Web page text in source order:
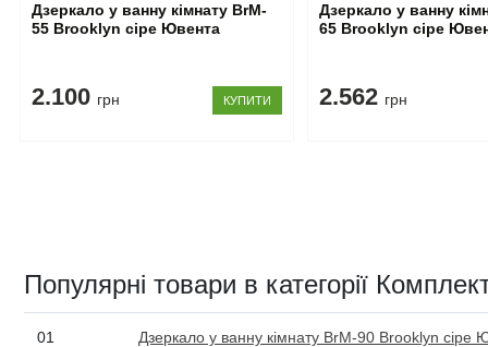
Дзеркало у ванну кімнату BrM-
55 Brooklyn сіре Ювента
2.100 грн КУПИТИ
Дзеркало у ванну
65 Brooklyn сіре
2.562 грн
Популярні товари в категорії
01 Дзеркало у ванну кімнату BrM-90 Brooklyn сіре